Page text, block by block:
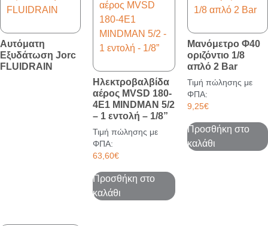
Αυτόματη
Εξυδάτωση Jorc
FLUIDRAIN
Ηλεκτροβαλβίδα
αέρος MVSD 180-
4E1 MINDMAN 5/2
– 1 εντολή – 1/8”
Τιμή πώλησης με
ΦΠΑ:
63,60€
Προσθήκη στο
καλάθι
Μανόμετρο Φ40
οριζόντιο 1/8
απλό 2 Bar
Τιμή πώλησης με
ΦΠΑ:
9,25€
Προσθήκη στο
καλάθι